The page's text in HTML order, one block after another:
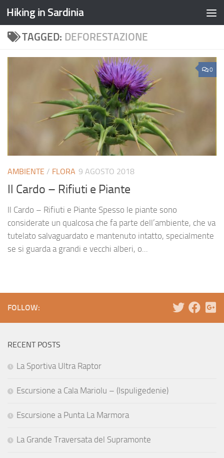
Hiking in Sardinia
TAGGED: DEFORESTAZIONE
0
AMBIENTE / FLORA 9 AGOSTO 2018
Il Cardo – Rifiuti e Piante
Il Cardo – Rifiuti e Piante Spesso le piante sono
considerate un qualcosa che fa parte dell’ambiente, che va
tutelato salvaguardato e mantenuto intatto, specialmente
se si guarda a grandi e vecchi alberi, o...
FOLLOW:
RECENT POSTS
La Sportiva Ultra Raptor
Escursione a Cala Mariolu – (Ispuligedenie)
Escursione a Punta La Marmora
La Grande Traversata del Supramonte